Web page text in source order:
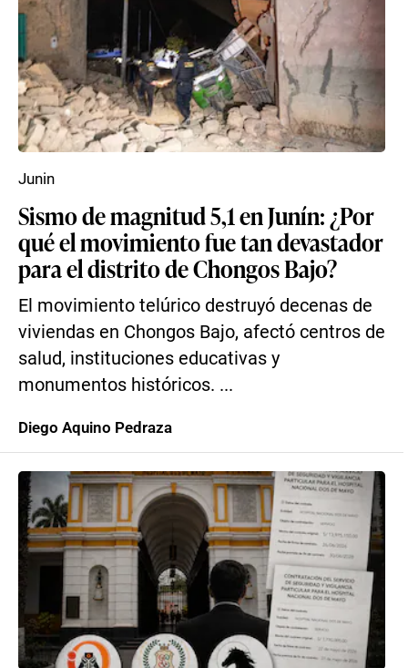
Sismo de magnitud 5,1 en Junín: ¿Por
qué el movimiento fue tan devastador
para el distrito de Chongos Bajo?
El movimiento telúrico destruyó decenas de
viviendas en Chongos Bajo, afectó centros de
salud, instituciones educativas y
monumentos históricos. ...
Junin
Diego Aquino Pedraza